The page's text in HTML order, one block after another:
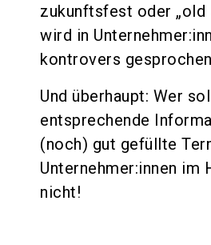
zukunftsfest oder „old
wird in
kontrovers
Und überhaupt: Wer
entsprechende
(noch) gut gefüllte
Unternehmer:innen im
nicht!